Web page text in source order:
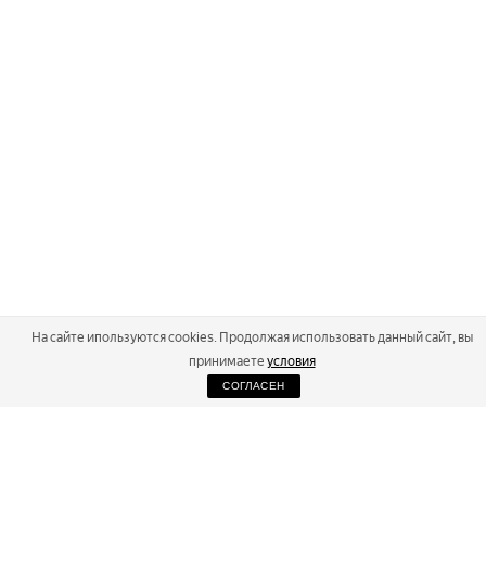
На сайте ипользуются cookies. Продолжая использовать данный сайт, вы
принимаете условия
СОГЛАСЕН